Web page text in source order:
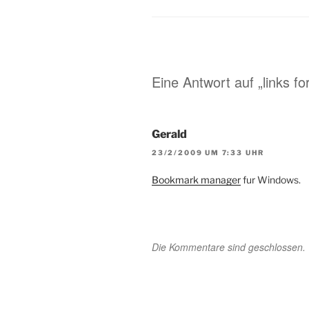
Marketing)…
Eine Antwort auf „links
Gerald
23/2/2009 UM 7:33 UHR
Bookmark managerfur Windows.
Die Kommentare sind geschlossen.